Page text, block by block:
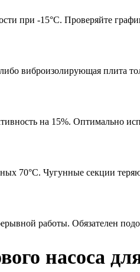
-15°C. Проверяйте
виброизолирующая плита
на 15%. Оптимально
70°C. Чугунные секции
работы. Обязателен
насоса